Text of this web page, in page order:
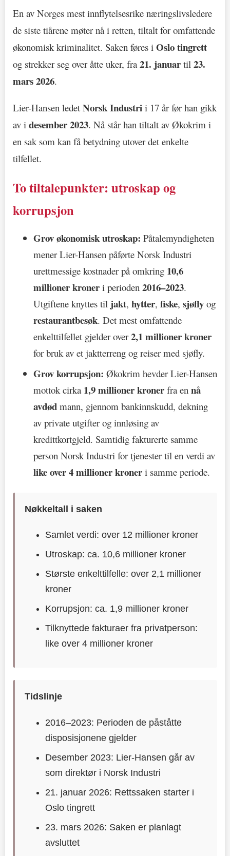
En av Norges mest innflytelsesrike næringslivsledere
de siste tiårene møter nå i retten, tiltalt for omfattende
økonomisk kriminalitet. Saken føres i Oslo tingrett
og strekker seg over åtte uker, fra21. januar til 23.
mars 2026.
Lier-Hansen ledet Norsk Industri i 17 år før han gikk
av i desember 2023. Nå står han tiltalt av Økokrim i
en sak som kan få betydning utover det enkelte
tilfellet.
To tiltalepunkter: utroskap og
korrupsjon
Grov økonomisk utroskap: Påtalemyndigheten
mener Lier-Hansen påførte Norsk Industri
urettmessige kostnader på omkring 10,6
millioner kroner i perioden 2016–2023.
Utgiftene knyttes til jakt, hytter, fiske, sjøfly og
restaurantbesøk. Det mest omfattende
enkelttilfellet gjelder over2,1 millioner kroner
for bruk av et jaktterreng og reiser med sjøfly.
Grov korrupsjon: Økokrim hevder Lier-Hansen
mottok cirka 1,9 millioner kroner fra en nå
avdød mann, gjennom bankinnskudd, dekning
av private utgifter og innløsing av
kredittkortgjeld. Samtidig fakturerte samme
person Norsk Industri for tjenester til en verdi av
like over 4 millioner kroner i samme periode.
Nøkkeltall i saken
Samlet verdi: over 12 millioner kroner
Utroskap: ca. 10,6 millioner kroner
Største enkelttilfelle: over 2,1 millioner
kroner
Korrupsjon: ca. 1,9 millioner kroner
Tilknyttede fakturaer fra privatperson:
like over 4 millioner kroner
Tidslinje
2016–2023: Perioden de påståtte
disposisjonene gjelder
Desember 2023: Lier-Hansen går av
som direktør i Norsk Industri
21. januar 2026: Rettssaken starter i
Oslo tingrett
23. mars 2026: Saken er planlagt
avsluttet